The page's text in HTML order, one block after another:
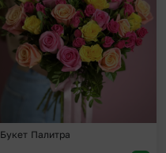
Букет Палитра